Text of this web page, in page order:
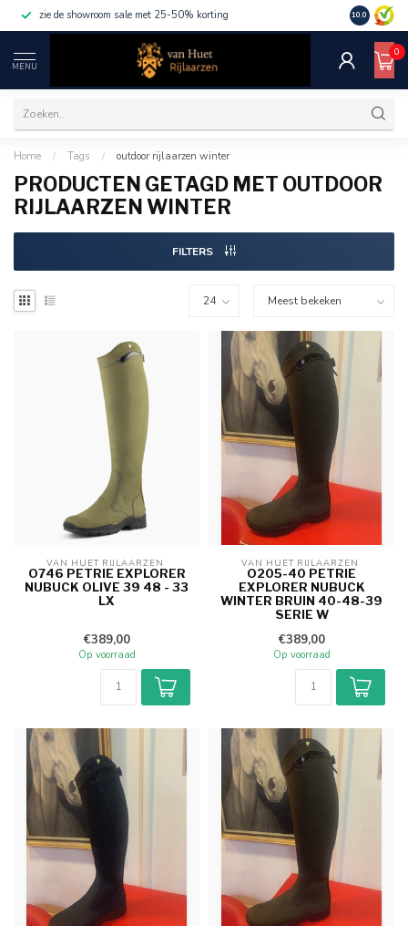
zie de showroom sale met 25-50% korting 10.0
MENU
0
Home / Tags / outdoor rijlaarzen winter
PRODUCTEN GETAGD MET OUTDOOR
RIJLAARZEN WINTER
FILTERS
VAN HUET RIJLAARZEN
O746 PETRIE EXPLORER
NUBUCK OLIVE 39 48 - 33
LX
€389,00
Op voorraad
VAN HUET RIJLAARZEN
O205-40 PETRIE
EXPLORER NUBUCK
WINTER BRUIN 40-48-39
SERIE W
€389,00
Op voorraad